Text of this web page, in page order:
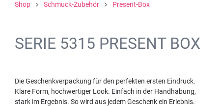
Shop Schmuck-Zubehör Present-Box
SERIE 5315 PRESENT BOX
Die Geschenkverpackung für den perfekten ersten Eindruck.
Klare Form, hochwertiger Look. Einfach in der Handhabung,
stark im Ergebnis. So wird aus jedem Geschenk ein Erlebnis.